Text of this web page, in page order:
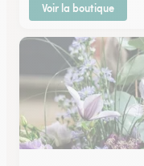
Voir la boutique